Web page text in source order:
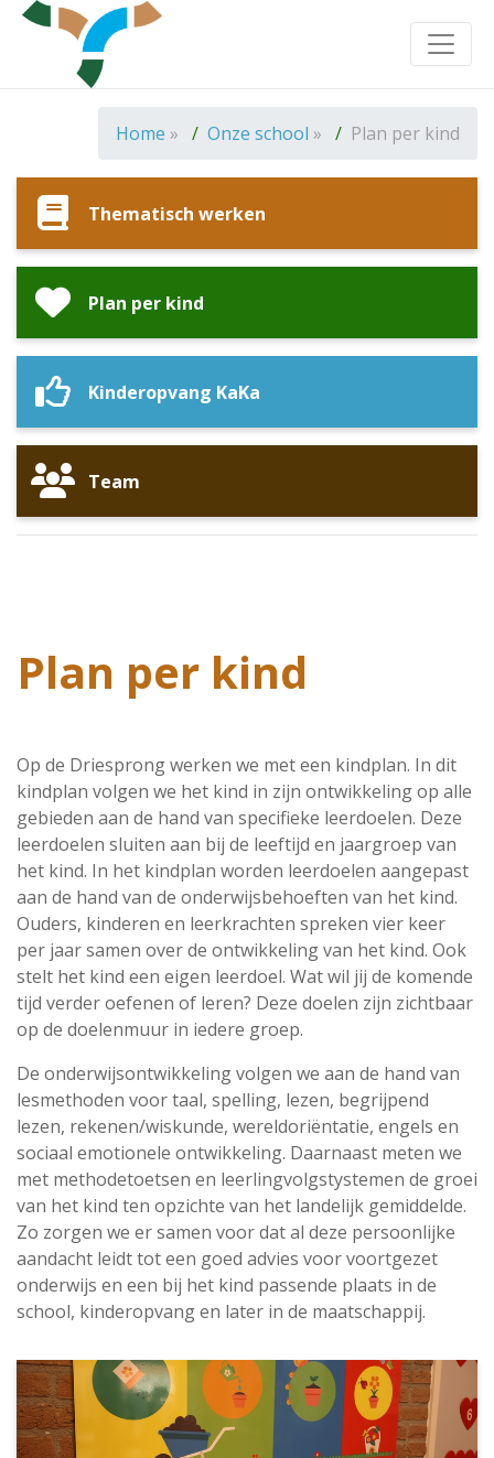
Home » Onze school » Plan per kind
Thematisch werken
Plan per kind
Kinderopvang KaKa
Team
Plan per kind
Op de Driesprong werken we met een kindplan. In dit
kindplan volgen we het kind in zijn ontwikkeling op alle
gebieden aan de hand van specifieke leerdoelen. Deze
leerdoelen sluiten aan bij de leeftijd en jaargroep van
het kind. In het kindplan worden leerdoelen aangepast
aan de hand van de onderwijsbehoeften van het kind.
Ouders, kinderen en leerkrachten spreken vier keer
per jaar samen over de ontwikkeling van het kind. Ook
stelt het kind een eigen leerdoel. Wat wil jij de komende
tijd verder oefenen of leren? Deze doelen zijn zichtbaar
op de doelenmuur in iedere groep.
De onderwijsontwikkeling volgen we aan de hand van
lesmethoden voor taal, spelling, lezen, begrijpend
lezen, rekenen/wiskunde, wereldoriëntatie, engels en
sociaal emotionele ontwikkeling. Daarnaast meten we
met methodetoetsen en leerlingvolgstystemen de groei
van het kind ten opzichte van het landelijk gemiddelde.
Zo zorgen we er samen voor dat al deze persoonlijke
aandacht leidt tot een goed advies voor voortgezet
onderwijs en een bij het kind passende plaats in de
school, kinderopvang en later in de maatschappij.